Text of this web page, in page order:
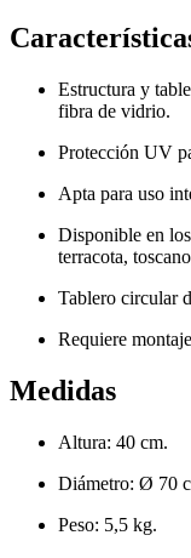
Estructura y
fibra de vidrio.
Protección UV
Apta para uso
Disponible en
terracota,
Tablero circular
Requiere
Medidas
Altura: 40 cm.
Diámetro: Ø 70
Peso: 5,5 kg.